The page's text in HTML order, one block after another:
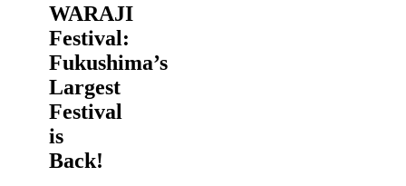
WARAJI
Festival:
Fukushima’s
Largest
Festival
is
Back!